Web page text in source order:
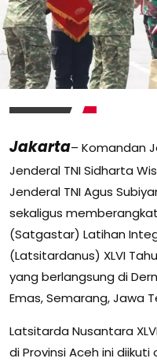
Jakarta– Komandan
Jenderal TNI Sidharta
Jenderal TNI Agus
sekaligus
(Satgastar) Latihan
(Latsitardanus) XLVI
yang berlangsung di
Emas, Semarang, Jawa
Latsitarda Nusantara
di Provinsi Aceh ini diikuti